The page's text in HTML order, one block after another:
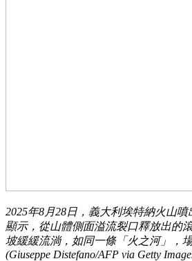
2025年8月28日，義大利埃特納火山
顯示，從山體側面溢流裂口釋放出的
坡緩緩流淌，如同一條「火之河」，
(Giuseppe Distefano/AFP via Getty